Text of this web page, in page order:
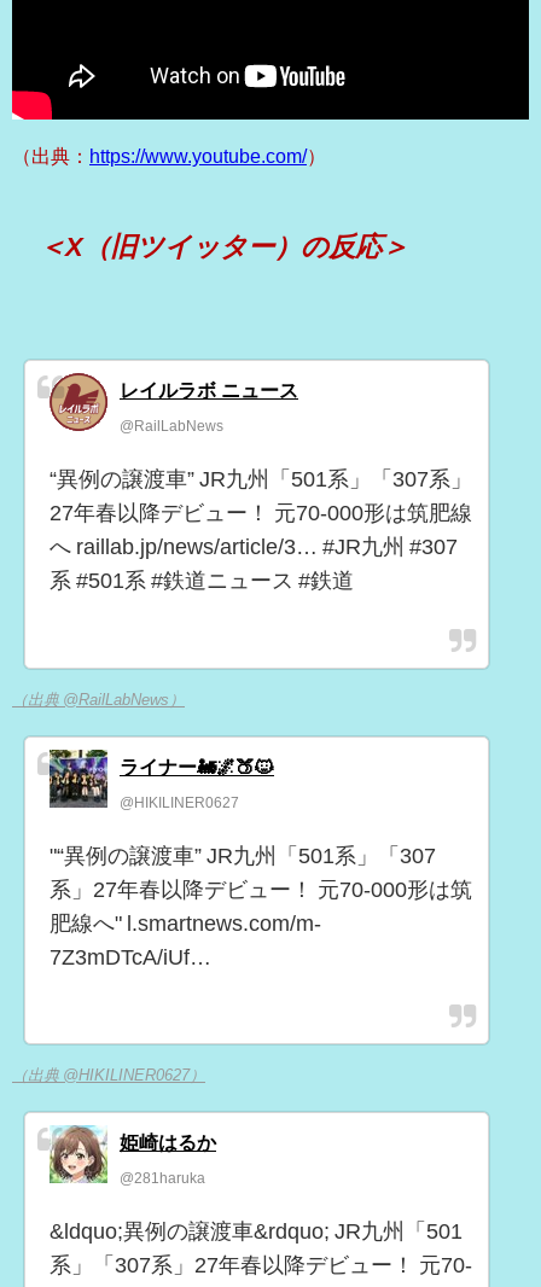
（出典： https://www.youtube.com/）
＜X（旧ツイッター）の反応＞
レイルラボ ニュース
@RailLabNews
“異例の譲渡車” JR九州「501系」「307系」
27年春以降デビュー！ 元70-000形は筑肥線
へ raillab.jp/news/article/3… #JR九州 #307
系 #501系 #鉄道ニュース #鉄道
（出典 @RailLabNews）
ライナー🚂🌌🍑🐱
@HIKILINER0627
"“異例の譲渡車” JR九州「501系」「307
系」27年春以降デビュー！ 元70-000形は筑
肥線へ" l.smartnews.com/m-
7Z3mDTcA/iUf…
（出典 @HIKILINER0627）
姫崎はるか
@281haruka
&ldquo;異例の譲渡車&rdquo; JR九州「501
系」「307系」27年春以降デビュー！ 元70-